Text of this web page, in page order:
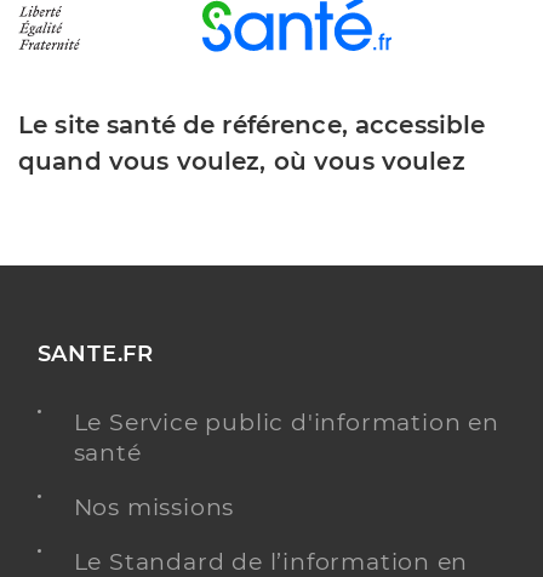
Le site santé de référence, accessible
quand vous voulez, où vous voulez
SANTE.FR
Le Service public d'information en
santé
Nos missions
Le Standard de l’information en